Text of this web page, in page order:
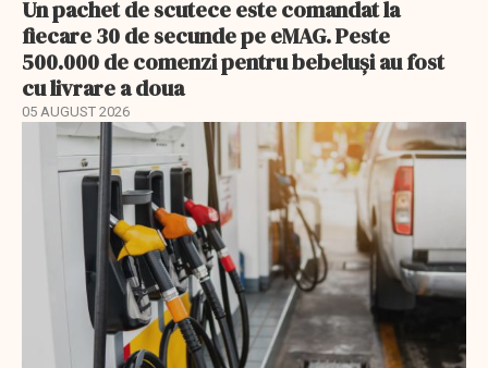
Un pachet de scutece este comandat la
fiecare 30 de secunde pe eMAG. Peste
500.000 de comenzi pentru bebeluși au fost
cu livrare a doua
05 AUGUST 2026